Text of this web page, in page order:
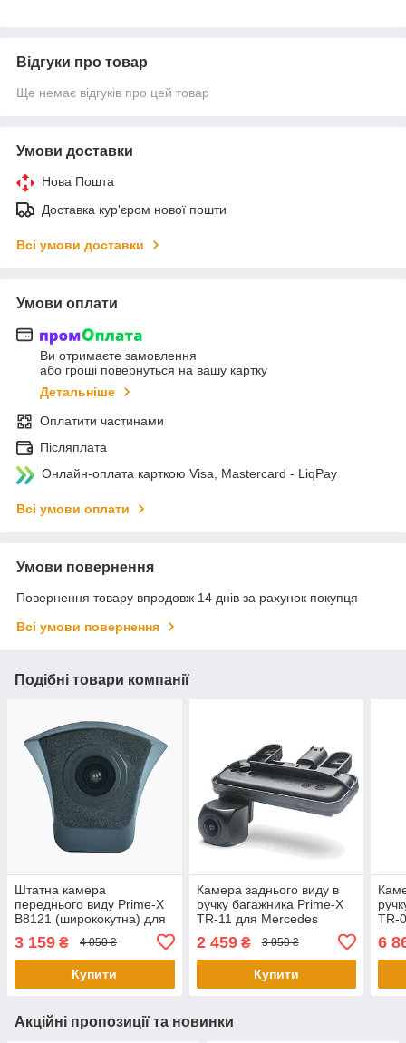
Відгуки про товар
Ще немає відгуків про цей товар
Умови доставки
Нова Пошта
Доставка кур'єром нової пошти
Всі умови доставки
Умови оплати
Ви отримаєте замовлення
або гроші повернуться на вашу картку
Детальніше
Оплатити частинами
Післяплата
Онлайн-оплата карткою Visa, Mastercard - LiqPay
Всі умови оплати
Умови повернення
Повернення товару впродовж 14 днів за рахунок покупця
Всі умови повернення
Подібні товари компанії
Штатна камера
переднього виду Prime-X
B8121 (ширококутна) для
Audi A1, A2, A3, A4, A5, A6,
A8, TT, Q3, Q5, Q7
3 159 ₴ 4 050 ₴
Купити
Камера заднього виду в
ручку багажника Prime-X
TR-11 для Mercedes
W213/W212 C207/W207
E200, E260,
E300/W210/W211/W246
2 459₴ 3 050 ₴
Купити
TR-
6
Акційні пропозиції та новинки